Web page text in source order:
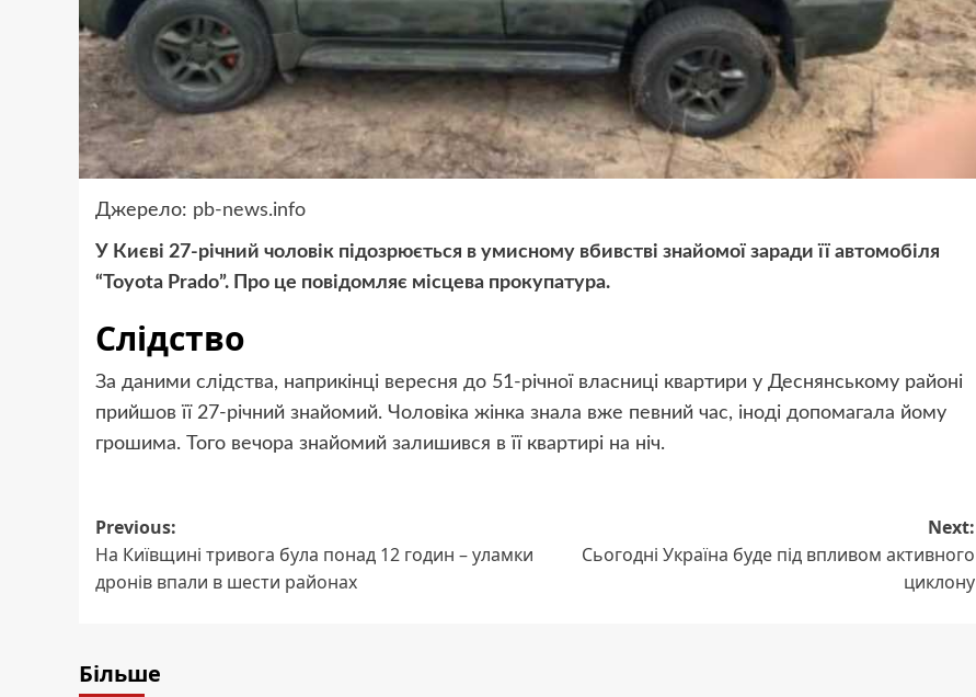
Джерело: pb-news.info
У Києві 27-річний чоловік підозрюється в умисному вбивстві знайомої заради її автомобіля
“Toyota Prado”. Про це повідомляє місцева прокупатура.
Слідство
За даними слідства, наприкінці вересня до 51-річної власниці квартири у Деснянському районі
прийшов її 27-річний знайомий. Чоловіка жінка знала вже певний час, іноді допомагала йому
грошима. Того вечора знайомий залишився в її квартирі на ніч.
Post
navigation
Previous:
На Київщині тривога була понад 12 годин – уламки
дронів впали в шести районах
Next:
Сьогодні Україна буде під впливом активного
циклону
Більше